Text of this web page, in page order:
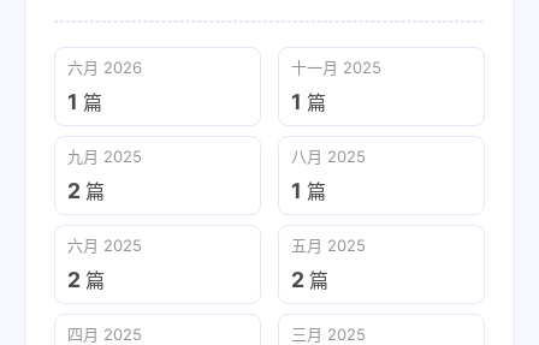
六月 2026
1 篇
十一月 2025
1 篇
九月 2025
2 篇
八月 2025
1 篇
六月 2025
2 篇
五月 2025
2 篇
四月 2025 三月 2025